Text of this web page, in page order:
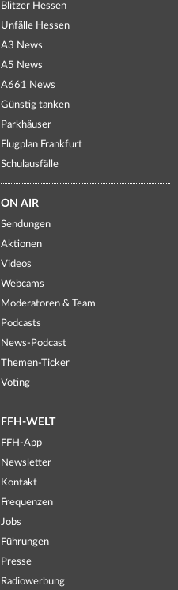
Blitzer Hessen
Unfälle Hessen
A3 News
A5 News
A661 News
Günstig tanken
Parkhäuser
Flugplan Frankfurt
Schulausfälle
ON AIR
Sendungen
Aktionen
Videos
Webcams
Moderatoren & Team
Podcasts
News-Podcast
Themen-Ticker
Voting
FFH-WELT
FFH-App
Newsletter
Kontakt
Frequenzen
Jobs
Führungen
Presse
Radiowerbung